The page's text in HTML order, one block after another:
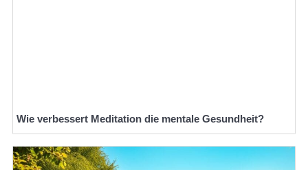
Wie verbessert Meditation die mentale Gesundheit?